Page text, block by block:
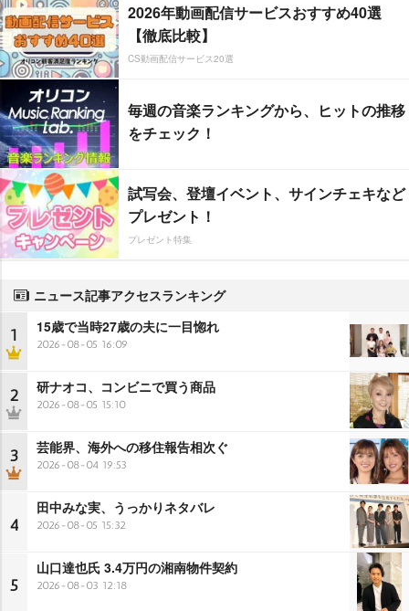
2026年動画配信サービスおすすめ40選
【徹底比較】
CS動画配信サービス20選
毎週の音楽ランキングから、ヒットの推移
をチェック！
試写会、登壇イベント、サインチェキなど
プレゼント！
プレゼント特集
ニュース記事アクセスランキング
1 15歳で当時27歳の夫に一目惚れ
2026-08-05 16:09
2 研ナオコ、コンビニで買う商品
2026-08-05 15:10
3 芸能界、海外への移住報告相次ぐ
2026-08-04 19:53
4
田中みな実、うっかりネタバレ
2026-08-05 15:32
5
山口達也氏 3.4万円の湘南物件契約
2026-08-03 12:18